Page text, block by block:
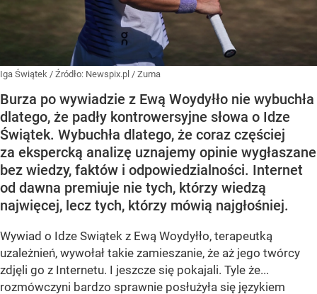
Iga Świątek / Źródło: Newspix.pl / Zuma
Burza po wywiadzie z Ewą Woydyłło nie wybuchła
dlatego, że padły kontrowersyjne słowa o Idze
Świątek. Wybuchła dlatego, że coraz częściej
za ekspercką analizę uznajemy opinie wygłaszane
bez wiedzy, faktów i odpowiedzialności. Internet
od dawna premiuje nie tych, którzy wiedzą
najwięcej, lecz tych, którzy mówią najgłośniej.
Wywiad o Idze Swiątek z Ewą Woydyłło, terapeutką
uzależnień, wywołał takie zamieszanie, że aż jego twórcy
zdjęli go z Internetu. I jeszcze się pokajali. Tyle że...
rozmówczyni bardzo sprawnie posłużyła się językiem